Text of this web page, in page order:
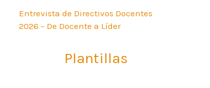
Entrevista de Directivos Docentes
2026 – De Docente a Líder
Plantillas